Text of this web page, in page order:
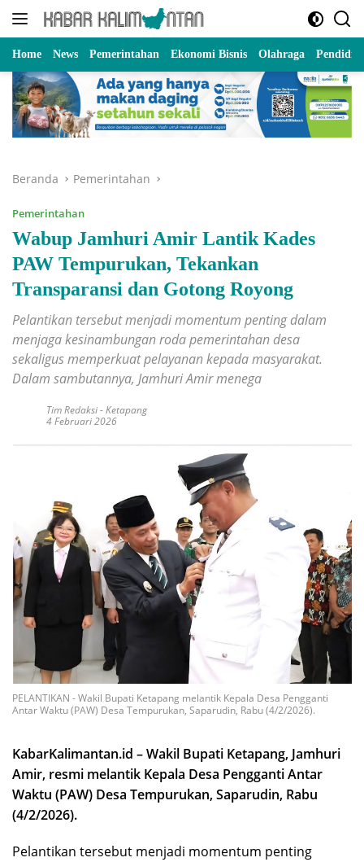
Langsung
Home News Pemerintahan Ekonomi Bisnis Olahraga
Beranda Pemerintahan
Pemerintahan
Wabup Jamhuri Amir Lantik Kades
PAW Tempurukan, Tekankan
Transparansi dan Gotong Royong
Pelantikan tersebut menjadi momentum penting dalam
menjaga kesinambungan roda pemerintahan desa
sekaligus memperkuat pelayanan kepada masyarakat.
Dalam sambutannya, Jamhuri Amir menega
Tim Redaksi-Ketapang
4 Februari 2026
PELANTIKAN - Wakil Bupati Ketapang melantik Kepala Desa Pengganti
Antar Waktu (PAW) Desa Tempurukan, Saparudin, Rabu (4/2/2026).
KabarKalimantan.id – Wakil Bupati Ketapang, Jamhuri
Amir, resmi melantik Kepala Desa Pengganti Antar
Waktu (PAW) Desa Tempurukan, Saparudin, Rabu
(4/2/2026).
Pelantikan tersebut menjadi momentum penting